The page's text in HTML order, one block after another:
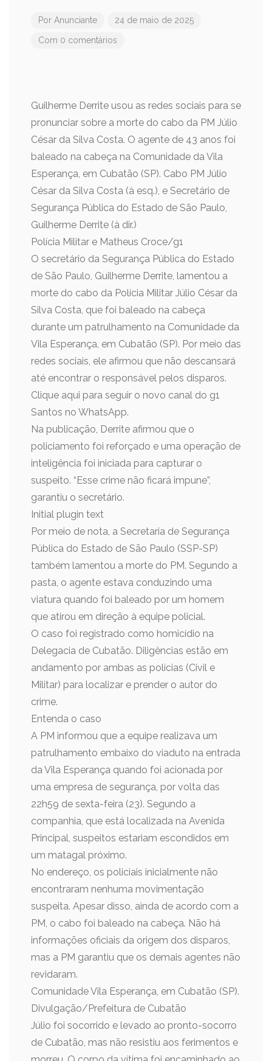
Por Anunciante 24 de maio de 2025
Com 0 comentários
Guilherme Derrite usou as redes sociais para se
pronunciar sobre a morte do cabo da PM Júlio
César da Silva Costa. O agente de 43 anos foi
baleado na cabeça na Comunidade da Vila
Esperança, em Cubatão (SP). Cabo PM Júlio
César da Silva Costa (à esq.), e Secretário de
Segurança Pública do Estado de São Paulo,
Guilherme Derrite (à dir.)
Polícia Militar e Matheus Croce/g1
O secretário da Segurança Pública do Estado
de São Paulo, Guilherme Derrite, lamentou a
morte do cabo da Polícia Militar Júlio César da
Silva Costa, que foi baleado na cabeça
durante um patrulhamento na Comunidade da
Vila Esperança, em Cubatão (SP). Por meio das
redes sociais, ele afirmou que não descansará
até encontrar o responsável pelos disparos.
Clique aqui para seguir o novo canal do g1
Santos no WhatsApp.
Na publicação, Derrite afirmou que o
policiamento foi reforçado e uma operação de
inteligência foi iniciada para capturar o
suspeito. “Esse crime não ficará impune”,
garantiu o secretário.
Initial plugin text
Por meio de nota, a Secretaria de Segurança
Pública do Estado de São Paulo (SSP-SP)
também lamentou a morte do PM. Segundo a
pasta, o agente estava conduzindo uma
viatura quando foi baleado por um homem
que atirou em direção à equipe policial.
O caso foi registrado como homicídio na
Delegacia de Cubatão. Diligências estão em
andamento por ambas as polícias (Civil e
Militar) para localizar e prender o autor do
crime.
Entenda o caso
A PM informou que a equipe realizava um
patrulhamento embaixo do viaduto na entrada
da Vila Esperança quando foi acionada por
uma empresa de segurança, por volta das
22h59 de sexta-feira (23). Segundo a
companhia, que está localizada na Avenida
Principal, suspeitos estariam escondidos em
um matagal próximo.
No endereço, os policiais inicialmente não
encontraram nenhuma movimentação
suspeita. Apesar disso, ainda de acordo com a
PM, o cabo foi baleado na cabeça. Não há
informações oficiais da origem dos disparos,
mas a PM garantiu que os demais agentes não
revidaram.
Comunidade Vila Esperança, em Cubatão (SP).
Divulgação/Prefeitura de Cubatão
Júlio foi socorrido e levado ao pronto-socorro
de Cubatão, mas não resistiu aos ferimentos e